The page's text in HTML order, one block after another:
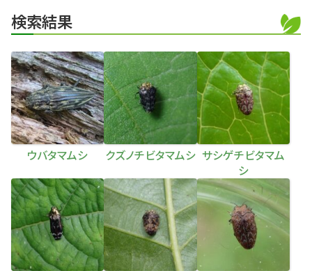
検索結果
ウバタマムシ クズノチビタマムシ サシゲチビタマム
シ